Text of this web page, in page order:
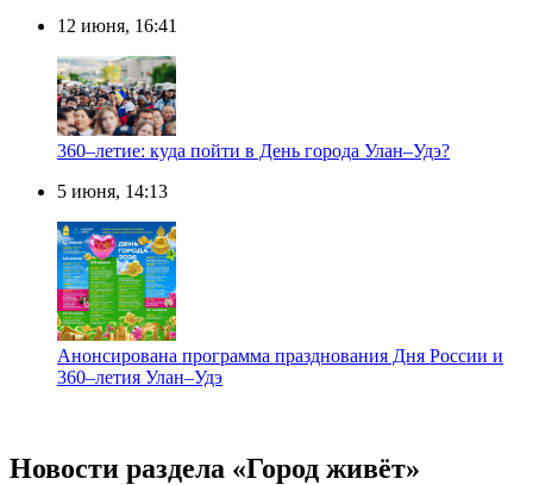
12 июня, 16:41
360–летие: куда пойти в День города Улан–Удэ?
5 июня, 14:13
Анонсирована программа празднования Дня России и
360–летия Улан–Удэ
Новости раздела «Город живёт»